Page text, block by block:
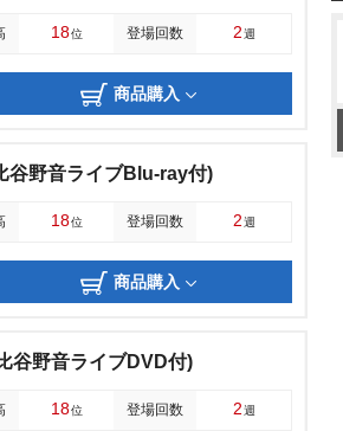
18位 登場回数 2週
商品購入
谷野音ライブBlu-ray付)
18位 登場回数 2週
商品購入
谷野音ライブDVD付)
18位 登場回数 2週